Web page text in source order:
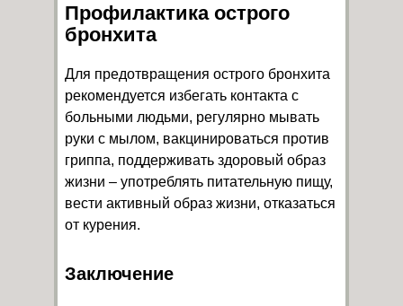
Профилактика острого
бронхита
Для предотвращения острого бронхита
рекомендуется избегать контакта с
больными людьми, регулярно мывать
руки с мылом, вакцинироваться против
гриппа, поддерживать здоровый образ
жизни – употреблять питательную пищу,
вести активный образ жизни, отказаться
от курения.
Заключение